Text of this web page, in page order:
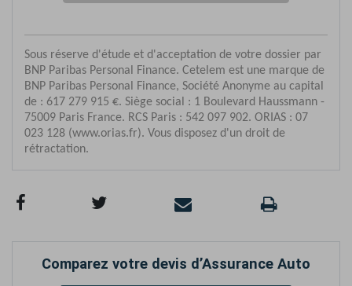
Comparez votre devis d’Assurance Auto